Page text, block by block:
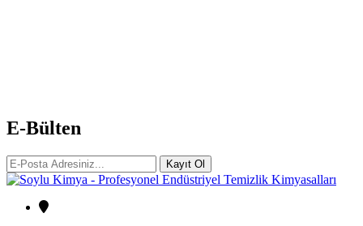
E-Bülten
Kayıt Ol